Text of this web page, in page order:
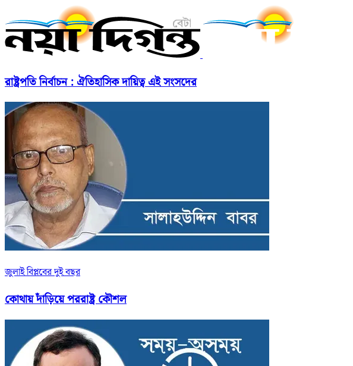
রাষ্ট্রপতি নির্বাচন : ঐতিহাসিক দায়িত্ব এই সংসদের
জুলাই বিপ্লবের দুই বছর
কোথায় দাঁড়িয়ে পররাষ্ট্র কৌশল